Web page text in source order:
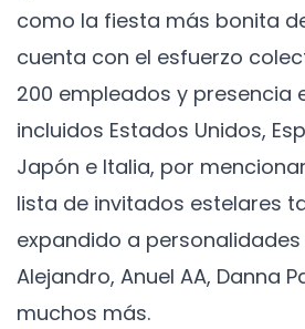
como la fiesta más bonita
cuenta con el esfuerzo
200 empleados y presencia
incluidos Estados Unidos,
Japón e Italia, por
lista de invitados estelares
expandido a
Alejandro, Anuel AA, Danna
muchos más.